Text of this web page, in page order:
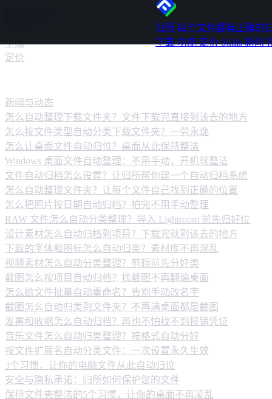
归所 每个文件都有正确的
下载功能定价Skills新闻
下载
定价
新闻与动态
怎么自动整理下载文件夹？文件下载完直接到该去的地方
怎么按文件类型自动分类下载文件夹？一劳永逸
怎么让桌面文件自动归位？桌面从此保持整洁
Windows 桌面文件自动整理：不用手动，开机就整洁
文件自动归档怎么设置？让归所帮你建一个自动归档系统
怎么自动整理文件夹？让每个文件自己找到正确的位置
怎么把照片按日期自动归档？拍完不用手动整理
RAW 文件怎么自动分类整理？导入 Lightroom 前先归好位
设计素材怎么自动归档到项目？下载完就到该去的地方
下载的字体和图标怎么自动归类？素材库不再混乱
视频素材怎么自动分类整理？剪辑前先分好类
截图怎么按项目自动归档？找截图不再翻遍桌面
怎么给文件批量自动重命名？告别手动改名字
截图怎么自动归类到文件夹？不再满桌面都是截图
发票和收据怎么自动归档？再也不怕找不到报销凭证
音乐文件怎么自动归类整理？按格式自动分好
按文件扩展名自动分类文件：一次设置永久生效
3个习惯，让你的电脑文件从此自动归位
安全与隐私承诺：归所如何保护您的文件
保持文件夹整洁的5个习惯，让你的桌面不再凌乱